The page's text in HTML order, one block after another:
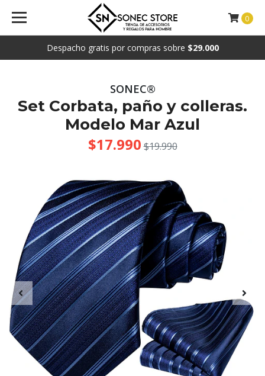
Despacho gratis por compras sobre $29.000
0
SONEC®
Set Corbata, paño y colleras.
Modelo Mar Azul
$17.990 $19.990